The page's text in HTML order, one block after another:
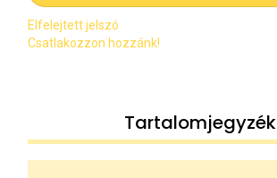
Elfelejtett jelszó
Csatlakozzon hozzánk!
Tartalomjegyzék